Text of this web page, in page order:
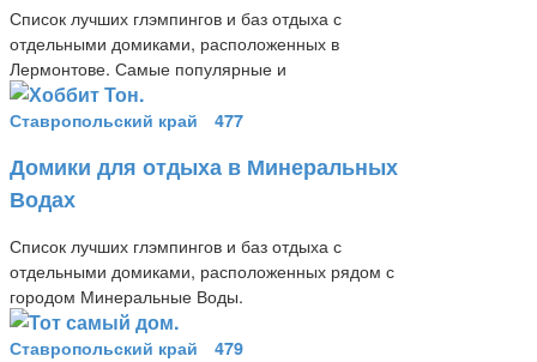
Список лучших глэмпингов и баз отдыха с
отдельными домиками, расположенных в
Лермонтове. Самые популярные и
Ставропольский край 477
Домики для отдыха в Минеральных
Водах
Список лучших глэмпингов и баз отдыха с
отдельными домиками, расположенных рядом с
городом Минеральные Воды.
Ставропольский край 479